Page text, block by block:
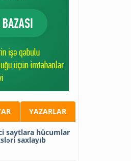
YAZARLAR
saytlara hücumlar
saxlayıb